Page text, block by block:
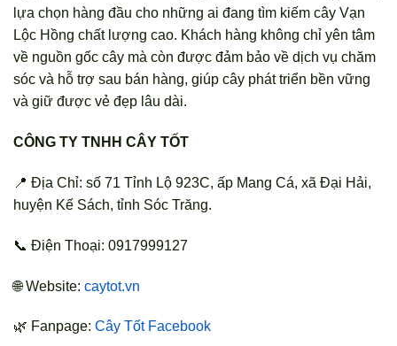
lựa chọn hàng đầu cho những ai đang tìm kiếm cây Vạn
Lộc Hồng chất lượng cao. Khách hàng không chỉ yên tâm
về nguồn gốc cây mà còn được đảm bảo về dịch vụ chăm
sóc và hỗ trợ sau bán hàng, giúp cây phát triển bền vững
và giữ được vẻ đẹp lâu dài.
CÔNG TY TNHH CÂY TỐT
📍 Địa Chỉ: số 71 Tỉnh Lộ 923C, ấp Mang Cá, xã Đại Hải,
huyện Kế Sách, tỉnh Sóc Trăng.
📞 Điện Thoại: 0917999127
🌐 Website: caytot.vn
🌿 Fanpage: Cây Tốt Facebook